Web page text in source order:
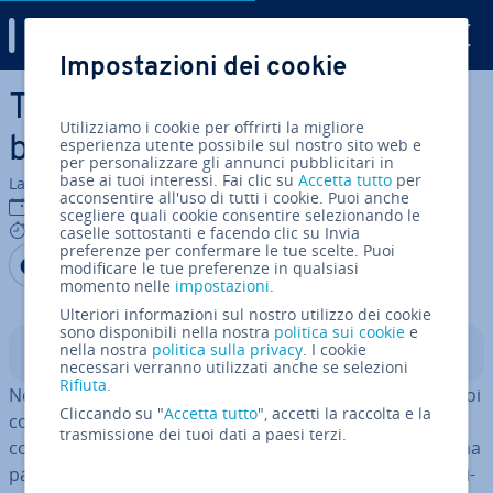
Vai al contenuto prin­ci­pa­le
Tutorial NGINX: i comandi
base e le con­fi­gu­ra­zio­ni
La redazione di IONOS
03 mar 2023
5 mins
Condividi via Facebook
Condividi via Twitter
Condividi via LinkedIN
Aggiungi come fonte
preferita su Google
Indice
Nel nostro articolo di base abbiamo già riassunto per voi
cosa siaNGINX, come in­stal­lar­lo sul vostro sistema e
come con­fi­gu­rar­lo. Nel seguente tutorial, vi offriamo una
pa­no­ra­mi­ca sui comandi base e sulle pos­si­bi­li­tà di con­fi­
Impostazioni dei cookie
Utilizziamo i cookie per offrirti la migliore
esperienza utente possibile sul nostro sito web e
per personalizzare gli annunci pubblicitari in
base ai tuoi interessi. Fai clic suAccetta tutto per
acconsentire all'uso di tutti i cookie. Puoi anche
scegliere quali cookie consentire selezionando le
caselle sottostanti e facendo clic su Invia
preferenze per confermare le tue scelte. Puoi
modificare le tue preferenze in qualsiasi
momento nelle impostazioni.
Ulteriori informazioni sul nostro utilizzo dei cookie
sono disponibili nella nostra politica sui cookie e
nella nostra politica sulla privacy. I cookie
necessari verranno utilizzati anche se selezioni
Rifiuta.
Cliccando su "Accetta tutto", accetti la raccolta e la
trasmissione dei tuoi dati a paesi terzi.